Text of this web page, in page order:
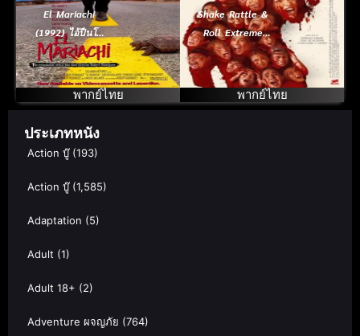
El Mariachi
(1992) ไอ้ปืนโต
ทะลักเดือด
พากย์ไทย
Shake Rattle &
Roll Extreme
(2023) เขย่าขวัญ
ปั่นประสาท
พากย์ไทย
ประเภทหนัง
Action บู๊(193)
Action บู๊(1,585)
Adaptation (5)
Adult (1)
Adult 18+ (2)
Adventure ผจญภัย (764)